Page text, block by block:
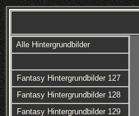
Alle Hintergrundbilder
Fantasy Hintergrundbilder 127
Fantasy Hintergrundbilder 128
Fantasy Hintergrundbilder 129